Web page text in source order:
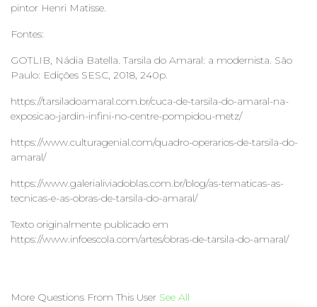
pintor Henri Matisse.
Fontes:
GOTLIB, Nádia Batella. Tarsila do Amaral: a modernista. São
Paulo: Edições SESC, 2018, 240p.
https://tarsiladoamaral.com.br/cuca-de-tarsila-do-amaral-na-
exposicao-jardin-infini-no-centre-pompidou-metz/
https://www.culturagenial.com/quadro-operarios-de-tarsila-do-
amaral/
https://www.galerialiviadoblas.com.br/blog/as-tematicas-as-
tecnicas-e-as-obras-de-tarsila-do-amaral/
Texto originalmente publicado em
https://www.infoescola.com/artes/obras-de-tarsila-do-amaral/
More Questions From This User See All